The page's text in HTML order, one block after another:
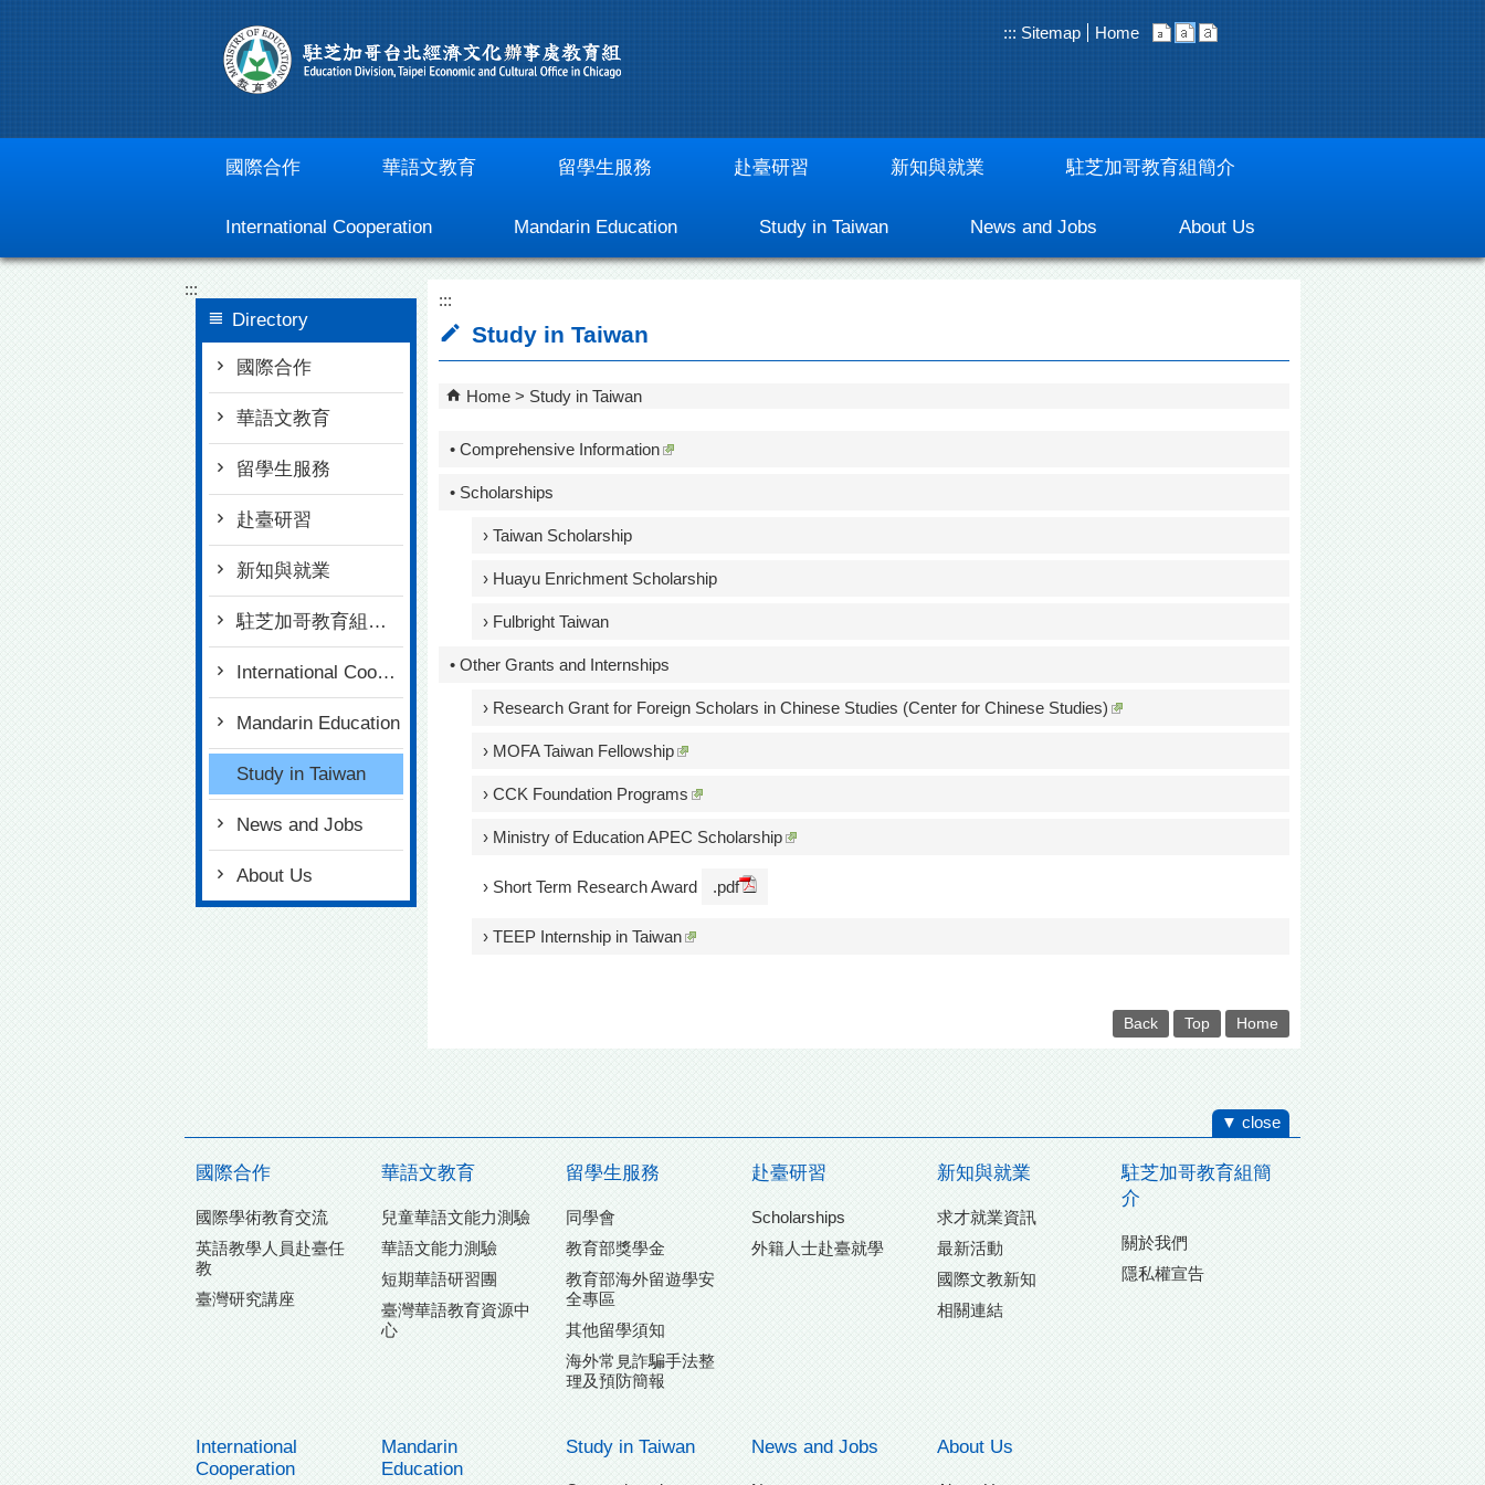
::: Sitemap Home
國際合作 華語文教育 留學生服務 赴臺研習 新知與就業 駐芝加哥教育組簡介
International Cooperation Mandarin Education Study in Taiwan News and Jobs About Us
:::
Directory
國際合作
華語文教育
留學生服務
赴臺研習
新知與就業
駐芝加哥教育組簡介
International Cooperation
Mandarin Education
Study in Taiwan
News and Jobs
About Us
:::
Study in Taiwan
Home Study in Taiwan
• Comprehensive Information
• Scholarships
› Taiwan Scholarship
› Huayu Enrichment Scholarship
› Fulbright Taiwan
• Other Grants and Internships
› Research Grant for Foreign Scholars in Chinese Studies (Center for Chinese Studies)
› MOFA Taiwan Fellowship
› CCK Foundation Programs
› Ministry of Education APEC Scholarship
› Short Term Research Award .pdf
› TEEP Internship in Taiwan
Back Top Home
▼ close
國際合作
國際學術教育交流
英語教學人員赴臺任
教
臺灣研究講座
華語文教育
兒童華語文能力測驗
華語文能力測驗
短期華語研習團
臺灣華語教育資源中
心
留學生服務
同學會
教育部獎學金
教育部海外留遊學安
全專區
其他留學須知
海外常見詐騙手法整
理及預防簡報
赴臺研習
Scholarships
外籍人士赴臺就學
新知與就業
求才就業資訊
最新活動
國際文教新知
相關連結
駐芝加哥教育組簡
介
關於我們
隱私權宣告
International
Cooperation
Mandarin
Education
Study in Taiwan News and Jobs About Us